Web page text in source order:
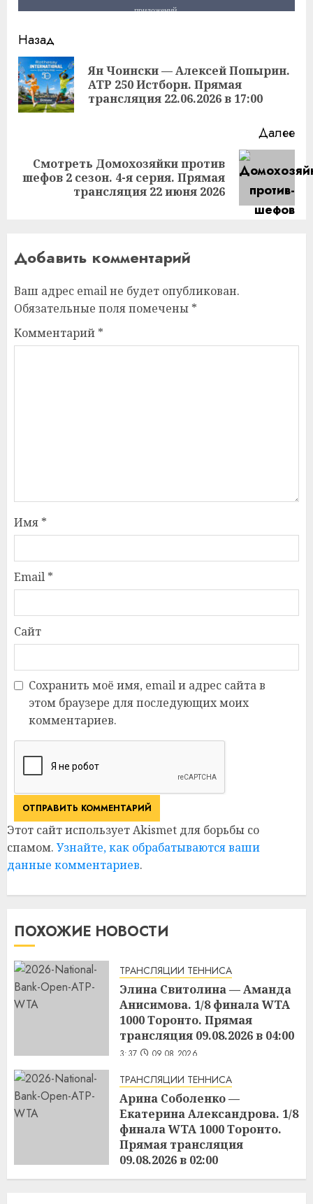
Продолжить
чтение
Назад
Ян Чоински — Алексей Попырин.
ATP 250 Истборн. Прямая
трансляция 22.06.2026 в 17:00
Далее
Следующая
Смотреть Домохозяйки против
шефов 2 сезон. 4-я серия. Прямая
трансляция 22 июня 2026
Добавить комментарий
Ваш адрес email не будет опубликован.
Обязательные поля помечены *
Комментарий *
Имя *
Email *
Сайт
Сохранить моё имя, email и адрес сайта в
этом браузере для последующих моих
комментариев.
Этот сайт использует Akismet для борьбы со
спамом. Узнайте, как обрабатываются ваши
данные комментариев.
ПОХОЖИЕ НОВОСТИ
ТРАНСЛЯЦИИ ТЕННИСА
Элина Свитолина — Аманда
Анисимова. 1/8 финала WTA
1000 Торонто. Прямая
трансляция 09.08.2026 в 04:00
3:37 09.08.2026
ТРАНСЛЯЦИИ ТЕННИСА
Арина Соболенко —
Екатерина Александрова. 1/8
финала WTA 1000 Торонто.
Прямая трансляция
09.08.2026 в 02:00
3:36 09.08.2026